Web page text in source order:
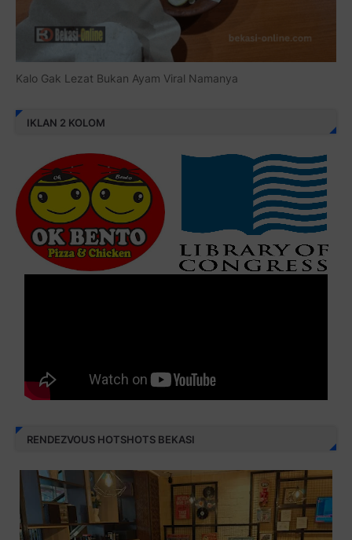
Kalo Gak Lezat Bukan Ayam Viral Namanya
IKLAN 2 KOLOM
RENDEZVOUS HOTSHOTS BEKASI